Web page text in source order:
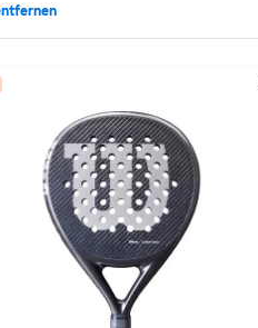
Tennis entfernen